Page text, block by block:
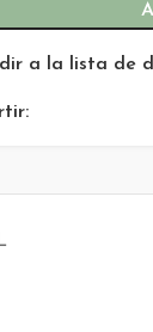
a la lista de